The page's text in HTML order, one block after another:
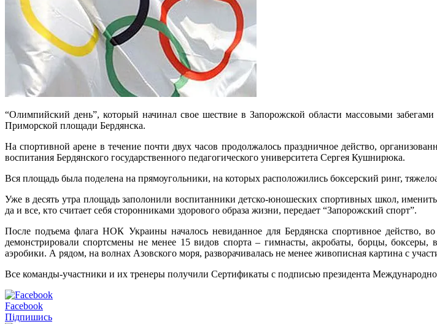
“Олимпийский день”, который начинал свое шествие в Запорожской области массовыми
Приморской площади Бердянска.
На спортивной арене в течение почти двух часов продолжалось праздничное действо,
воспитания Бердянского государственного педагогического университета Сергея Кушнирюка.
Вся площадь была поделена на прямоугольники, на которых расположились боксерский ринг,
Уже в десять утра площадь заполонили воспитанники детско-юношеских спортивных школ,
да и все, кто считает себя сторонниками здорового образа жизни, передает “Запорожский спорт”.
После подъема флага НОК Украины началось невиданное для Бердянска спортивное действо,
демонстрировали спортсмены не менее 15 видов спорта – гимнасты, акробаты, борцы, боксеры,
аэробики. А рядом, на волнах Азовского моря, разворачивалась не менее живописная картина с
Все команды-участники и их тренеры получили Сертификаты с подписью президента
Facebook
Підпишись